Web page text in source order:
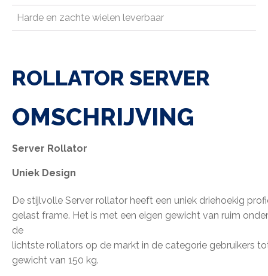
Harde en zachte wielen leverbaar
ROLLATOR SERVER
OMSCHRIJVING
Server Rollator
Uniek Design
De stijlvolle Server rollator heeft een uniek driehoekig
gelast frame. Het is met een eigen gewicht van ruim
de
lichtste rollators op de markt in de categorie gebruikers
gewicht van 150 kg.